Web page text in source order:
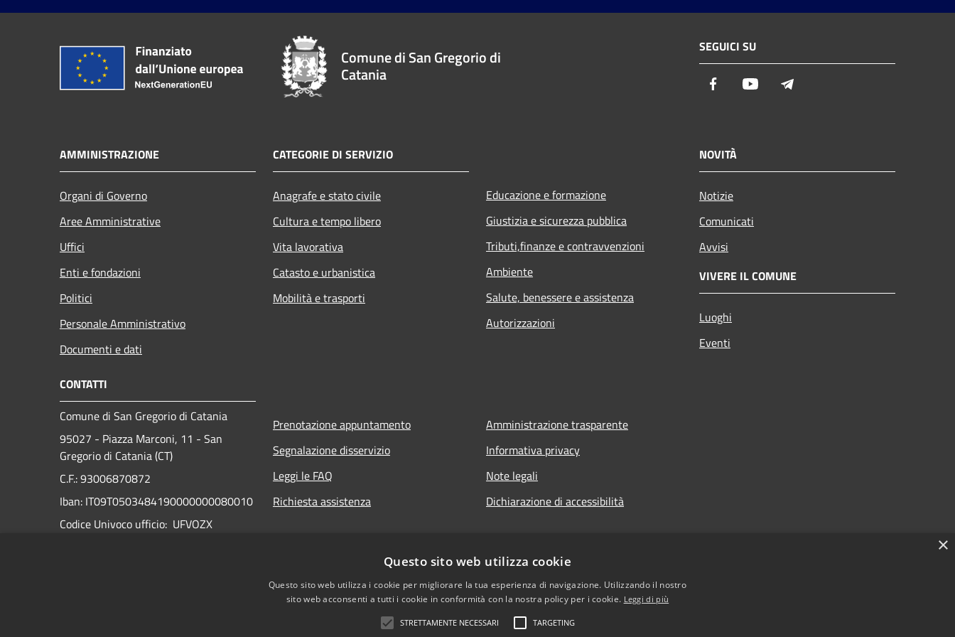
Comune di San Gregorio di
Catania
SEGUICI SU
Facebook Youtube
AMMINISTRAZIONE
Organi di Governo
Aree Amministrative
Uffici
Enti e fondazioni
Politici
Personale Amministrativo
Documenti e dati
CATEGORIE DI SERVIZIO
Anagrafe e stato civile
Cultura e tempo libero
Vita lavorativa
Catasto e urbanistica
Mobilità e trasporti
Educazione e formazione
Giustizia e sicurezza pubblica
Tributi,finanze e contravvenzioni
Ambiente
Salute, benessere e assistenza
Autorizzazioni
NOVITÀ
Notizie
Comunicati
Avvisi
VIVERE IL COMUNE
Luoghi
Eventi
CONTATTI
Comune di San Gregorio di Catania
95027 - Piazza Marconi, 11 - San
Gregorio di Catania (CT)
C.F.: 93006870872
Iban: IT09T0503484190000000080010
Codice Univoco ufficio: UFVOZX
Prenotazione appuntamento
Segnalazione disservizio
Leggi le FAQ
Richiesta assistenza
Amministrazione trasparente
Informativa privacy
Note legali
Dichiarazione di accessibilità
×
Questo sito web utilizza cookie
Questo sito web utilizza i cookie per migliorare la tua esperienza di navigazione. Utilizzando il nostro
sito web acconsenti a tutti i cookie in conformità con la nostra policy per i cookie. Leggi di più
STRETTAMENTE NECESSARI TARGETING